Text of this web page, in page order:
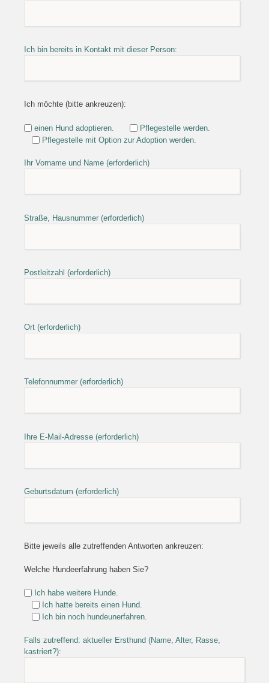
Ich bin bereits in Kontakt mit dieser Person:
Ich möchte (bitte ankreuzen):
einen Hund adoptieren.
Pflegestelle werden.
Pflegestelle mit Option zur Adoption werden.
Ihr Vorname und Name (erforderlich)
Straße, Hausnummer (erforderlich)
Postleitzahl (erforderlich)
Ort (erforderlich)
Telefonnummer (erforderlich)
Ihre E-Mail-Adresse (erforderlich)
Geburtsdatum (erforderlich)
Bitte jeweils alle zutreffenden Antworten ankreuzen:
Welche Hundeerfahrung haben Sie?
Ich habe weitere Hunde.
Ich hatte bereits einen Hund.
Ich bin noch hundeunerfahren.
Falls zutreffend: aktueller Ersthund (Name, Alter, Rasse,
kastriert?):